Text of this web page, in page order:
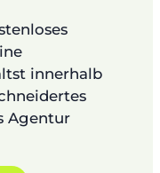
innerhalb
Agentur